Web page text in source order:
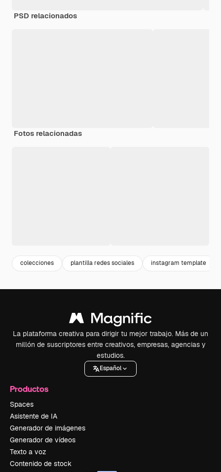
PSD relacionados
Fotos relacionadas
colecciones plantilla redes sociales instagram template
La plataforma creativa para dirigir tu mejor trabajo. Más de un
millón de suscriptores entre creativos, empresas, agencias y
estudios.
Español
Productos
Spaces
Asistente de IA
Generador de imágenes
Generador de vídeos
Texto a voz
Contenido de stock